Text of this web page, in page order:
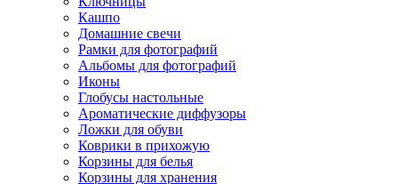
Кашпо
Домашние свечи
Рамки для фотографий
Альбомы для фотографий
Иконы
Глобусы настольные
Ароматические диффузоры
Ложки для обуви
Коврики в прихожую
Корзины для белья
Корзины для хранения